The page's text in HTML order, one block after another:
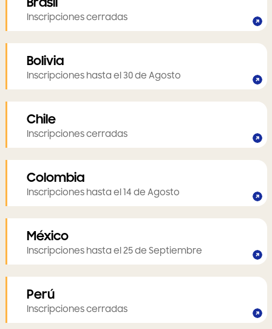
Inscripciones cerradas
Bolivia
Inscripciones hasta el 30 de Agosto
Chile
Inscripciones cerradas
Colombia
Inscripciones hasta el 14 de Agosto
México
Inscripciones hasta el 25 de Septiembre
Perú
Inscripciones cerradas